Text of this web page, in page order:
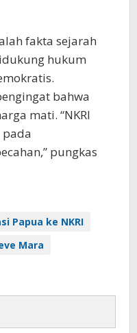
fakta sejarah
hukum
bahwa
mati. “NKRI
pungkas
Papua ke NKRI
Mara